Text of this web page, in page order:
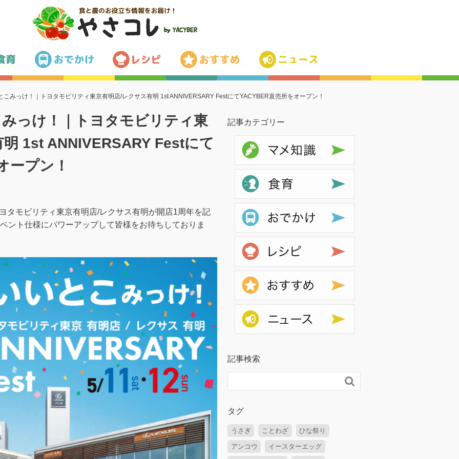
こみっけ！｜トヨタモビリティ東京有明店/レクサス有明 1st ANNIVERSARY FestにてYACYBER直売所をオープン！
っけ！｜トヨタモビリティ東
1st ANNIVERSARY Festにて
ープン！
タモビリティ東京有明店/レクサス有明が開店1周年を記
ント仕様にパワーアップして皆様をお待ちしておりま
記事カテゴリー
マメ知識
食育
お出かけ
レシピ
おすすめ
ニュース
記事検索

タグ
うさぎ ことわざ ひな祭り
アンコウ イースターエッグ